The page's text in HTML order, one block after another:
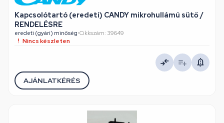
Kapcsolótartó (eredeti) CANDY mikrohullámú sütő /
RENDELÉSRE
eredeti (gyári) minőség•Cikkszám: 39649
Nincs készleten
AJÁNLATKÉRÉS